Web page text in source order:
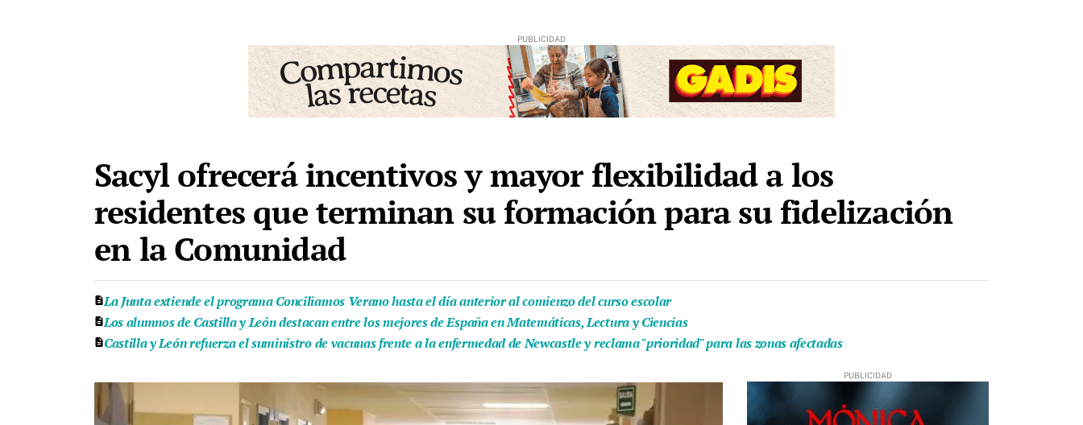
Sacyl ofrecerá incentivos y mayor flexibilidad a los
residentes que terminan su formación para su fidelización
en la Comunidad
La Junta extiende el programa Conciliamos Verano hasta el día anterior al comienzo del curso escolar
Los alumnos de Castilla y León destacan entre los mejores de España en Matemáticas, Lectura y Ciencias
Castilla y León refuerza el suministro de vacunas frente a la enfermedad de Newcastle y reclama "prioridad" para las zonas afectadas